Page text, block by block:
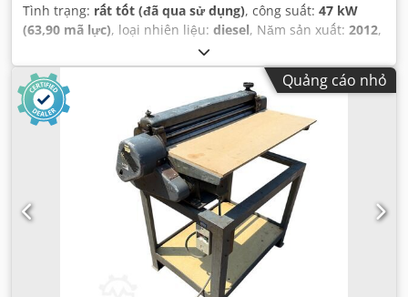
Tình trạng: rất tốt (đã qua sử dụng), công suất: 47 kW
(63,90 mã lực), loại nhiên liệu: diesel, Năm sản xuất: 2012,
Quảng cáo nhỏ